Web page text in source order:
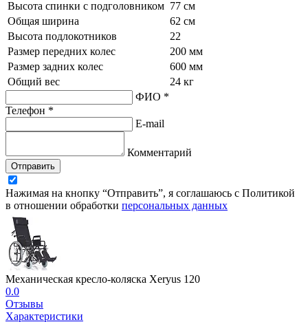
Высота спинки с подголовником 77 см
Общая ширина
62 см
Высота подлокотников
22
Размер передних колес
200 мм
Размер задних колес
600 мм
Общий вес
24 кг
ФИО *
Телефон *
E-mail
Комментарий
Отправить
Нажимая на кнопку “Отправить”, я соглашаюсь с Политикой
в отношении обработки персональных данных
Механическая кресло-коляска Xeryus 120
0.0
Отзывы
Характеристики